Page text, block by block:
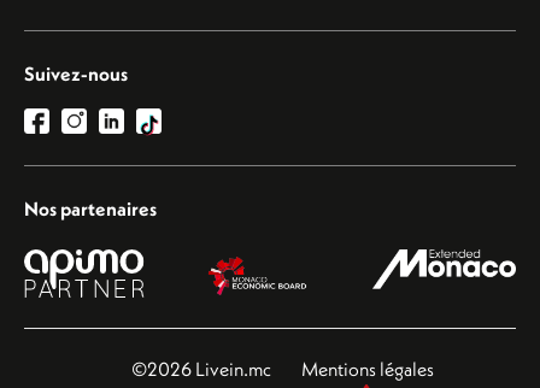
Suivez-nous
Nos partenaires
©2026 Livein.mc Mentions légales